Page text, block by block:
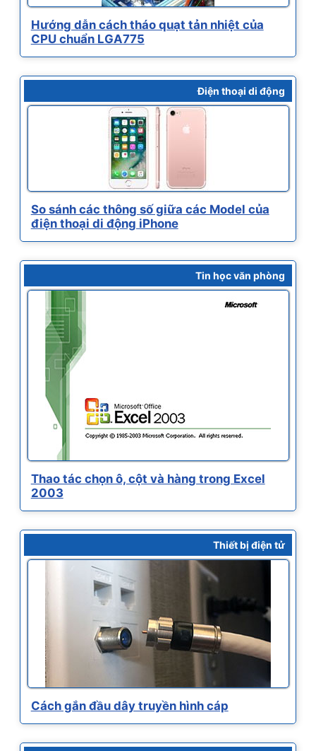
Hướng dẫn cách tháo quạt tản nhiệt của
CPU chuẩn LGA775
Điện thoại di động
So sánh các thông số giữa các Model của
điện thoại di động iPhone
Tin học văn phòng
Thao tác chọn ô, cột và hàng trong Excel
2003
Thiết bị điện tử
Cách gắn đầu dây truyền hình cáp